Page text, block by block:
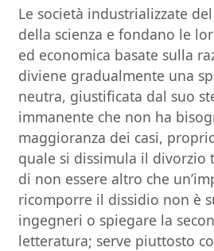
Le società industrializzate
della scienza e fondano le
ed economica basate sulla
diviene gradualmente una
neutra, giustificata dal suo
immanente che non ha
maggioranza dei casi,
quale si dissimula il divorzio
di non essere altro che
ricomporre il dissidio non è
ingegneri o spiegare la
letteratura; serve piuttosto